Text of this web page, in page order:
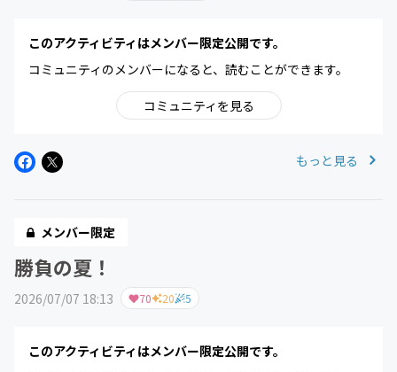
このアクティビティはメンバー限定公開です。
コミュニティのメンバーになると、読むことができます。
コミュニティを見る
もっと見る
メンバー限定
勝負の夏！
2026/07/07 18:13 70 20 5
このアクティビティはメンバー限定公開です。